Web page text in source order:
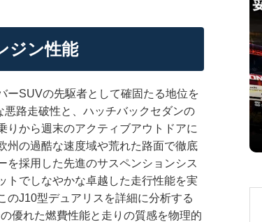
ジン性能
ーSUVの先駆者として確固たる地位を
路走破性と、ハッチバックセダンの
りから週末のアクティブアウトドアに
州の過酷な速度域や荒れた路面で徹底
を採用した先進のサスペンションシス
トでしなやかな卓越した走行性能を実
のJ10型デュアリスを詳細に分析する
優れた燃費性能と走りの質感を物理的